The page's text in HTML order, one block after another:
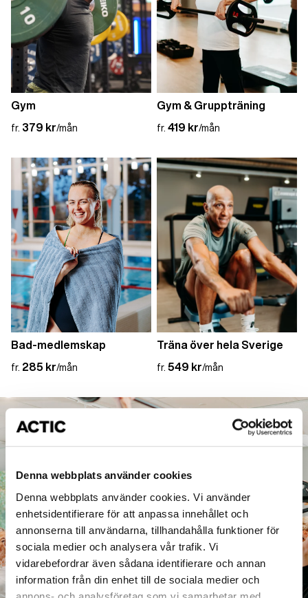
Denna webbplats använder cookies
Denna webbplats använder cookies. Vi använder
enhetsidentifierare för att anpassa innehållet och
annonserna till användarna, tillhandahålla funktioner för
sociala medier och analysera vår trafik. Vi
vidarebefordrar även sådana identifierare och annan
information från din enhet till de sociala medier och
Gym
fr. 379 kr/mån
Gym & Gruppträning
fr. 419 kr/mån
Bad-medlemskap
fr. 285 kr/mån
Träna över hela Sverige
fr. 549 kr/mån